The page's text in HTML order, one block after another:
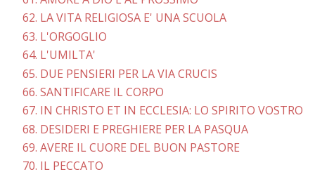
62. LA VITA RELIGIOSA E' UNA SCUOLA
63. L'ORGOGLIO
64. L'UMILTA'
65. DUE PENSIERI PER LA VIA CRUCIS
66. SANTIFICARE IL CORPO
67. IN CHRISTO ET IN ECCLESIA: LO SPIRITO VOSTRO
68. DESIDERI E PREGHIERE PER LA PASQUA
69. AVERE IL CUORE DEL BUON PASTORE
70. IL PECCATO